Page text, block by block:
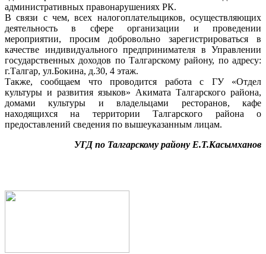
административных правонарушениях РК.
В связи с чем, всех налогоплательщиков, осуществляющих
деятельность в сфере организации и проведении
мероприятии, просим добровольно зарегистрироваться в
качестве индивидуального предпринимателя в Управлении
государственных доходов по Талгарскому району, по адресу:
г.Талгар, ул.Бокина, д.30, 4 этаж.
Также, сообщаем что проводится работа с ГУ «Отдел
культуры и развития языков» Акимата Талгарского района,
домами культуры и владельцами ресторанов, кафе
находящихся на территории Талгарского района о
предоставлений сведения по вышеуказанным лицам.
УГД по Талгарскому району Е.Т.Касымханов